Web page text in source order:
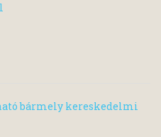
bármely kereskedelmi